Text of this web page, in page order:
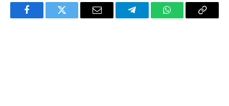
FacebookTwitter Email TelegramWhatsAppCopy